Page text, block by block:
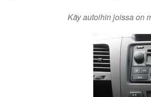
Käy autoihin joissa on